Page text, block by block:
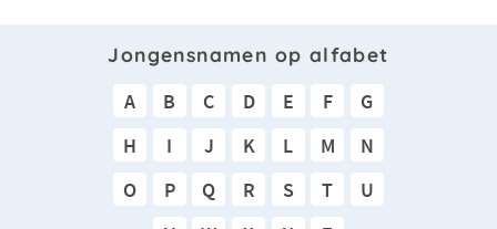
Jongensnamen op alfabet
A B C D E F
G
H
I J K L M
N
O
P Q R S T
U